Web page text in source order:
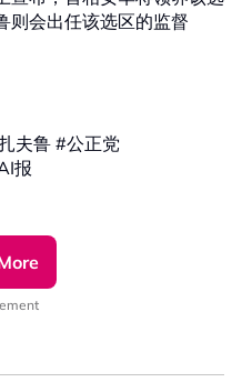
则会出任该选区的监督
夫鲁 #公正党
报
xuan.com.my/hotspot